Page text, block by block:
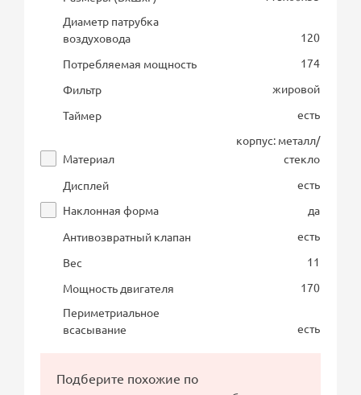
Диаметр патрубка
воздуховода
120
Потребляемая мощность
174
Фильтр
жировой
Таймер
есть
Материал
корпус: металл/
стекло
Дисплей
есть
Наклонная форма
да
Антивозвратный клапан
есть
Вес
11
Мощность двигателя
170
Периметриальное
всасывание
есть
Подберите похожие по